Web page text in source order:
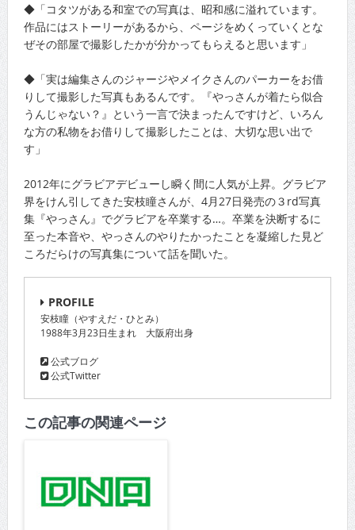
◆「コタツがある和室での写真は、昭和感に溢れています。
作品にはストーリーがあるから、ページをめくっていくとな
ぜその部屋で撮影したかが分かってもらえると思います」
◆「実は編集さんのジャージやメイクさんのパーカーをお借
りして撮影した写真もあるんです。『やっさんが着たら似合
うんじゃない？』という一言で決まったんですけど、いろん
な方の私物をお借りして撮影したことは、大切な思い出で
す」
2012年にグラビアデビューし瞬く間に人気が上昇。グラビア
界をけん引してきた安枝瞳さんが、4月27日発売の３rd写真
集『やっさん』でグラビアを卒業する…。卒業を決断するに
至った本音や、やっさんのやりたかったことを凝縮した見ど
ころだらけの写真集について話を聞いた。
PROFILE
安枝瞳（やすえだ・ひとみ）
1988年3月23日生まれ 大阪府出身
公式ブログ
公式Twitter
この記事の関連ページ